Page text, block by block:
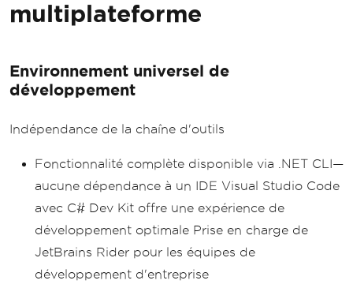
multiplateforme
Environnement universel de
développement
Indépendance de la chaîne d'outils
Fonctionnalité complète disponible via .NET CLI—
aucune dépendance à un IDE Visual Studio Code
avec C# Dev Kit offre une expérience de
développement optimale Prise en charge de
JetBrains Rider pour les équipes de
développement d'entreprise